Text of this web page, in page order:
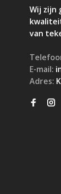
Wij zijn
van
E-mail:
Adres: